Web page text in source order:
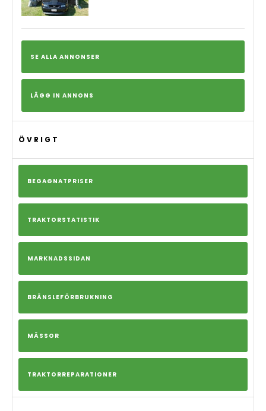
SE ALLA ANNONSER
LÄGG IN ANNONS
ÖVRIGT
BEGAGNATPRISER
TRAKTORSTATISTIK
MARKNADSSIDAN
BRÄNSLEFÖRBRUKNING
MÄSSOR
TRAKTORREPARATIONER